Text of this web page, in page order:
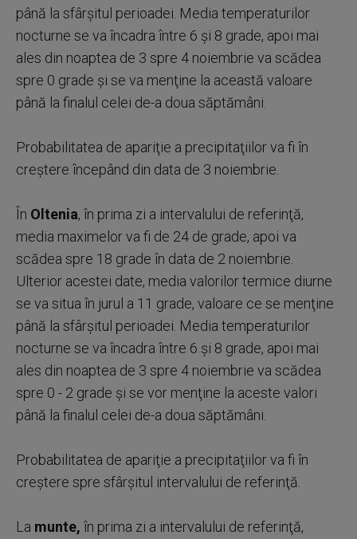
până la sfârşitul perioadei. Media temperaturilor
nocturne se va încadra între 6 şi 8 grade, apoi mai
ales din noaptea de 3 spre 4 noiembrie va scădea
spre 0 grade şi se va menţine la această valoare
până la finalul celei de-a doua săptămâni.
Probabilitatea de apariţie a precipitaţiilor va fi în
creştere începând din data de 3 noiembrie.
În Oltenia, în prima zi a intervalului de referinţă,
media maximelor va fi de 24 de grade, apoi va
scădea spre 18 grade în data de 2 noiembrie.
Ulterior acestei date, media valorilor termice diurne
se va situa în jurul a 11 grade, valoare ce se menţine
până la sfârşitul perioadei. Media temperaturilor
nocturne se va încadra între 6 şi 8 grade, apoi mai
ales din noaptea de 3 spre 4 noiembrie va scădea
spre 0 - 2 grade şi se vor menţine la aceste valori
până la finalul celei de-a doua săptămâni.
Probabilitatea de apariţie a precipitaţiilor va fi în
creştere spre sfârşitul intervalului de referinţă.
La munte, în prima zi a intervalului de referinţă,